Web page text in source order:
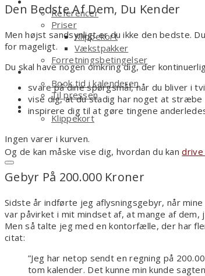
Referencer
Priser
Klippekort
Vækstpakker
Forretningsbetingelser
Kontakt
Book tid i kalenderen
Til pressen
Shop
Klippekort
Ingen varer i kurven.
Den Bedste Af Dem, Du Kender
Men højst sandsynligt er du ikke den bedste.
for mageligt.
Du skal have nogen omkring dig, der
svare på dine spørgsmål, når du bliver i
vise dig, at du stadig har noget at
inspirere dig til at gøre tingene
Og de kan måske vise dig, hvordan du kandrive
Gebyr På 200.000 Kroner
Sidste år indførte jeg aflysningsgebyr, når
var påvirket i mit mindset af, at mange af
Men så talte jeg med en kontorfælle, der har
citat:
”Jeg har netop sendt en regning på
tom kalender. Det kunne min kunde